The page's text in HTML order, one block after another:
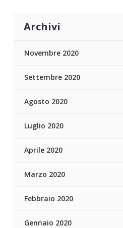
Archivi
Novembre 2020
Settembre 2020
Agosto 2020
Luglio 2020
Aprile 2020
Marzo 2020
Febbraio 2020
Gennaio 2020